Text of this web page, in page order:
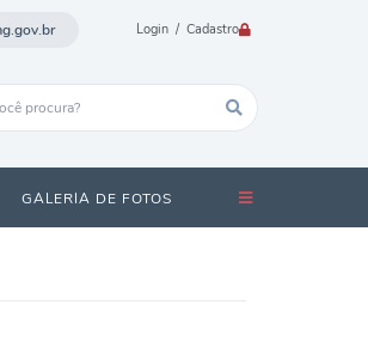
Login / Cadastro
GALERIA DE FOTOS